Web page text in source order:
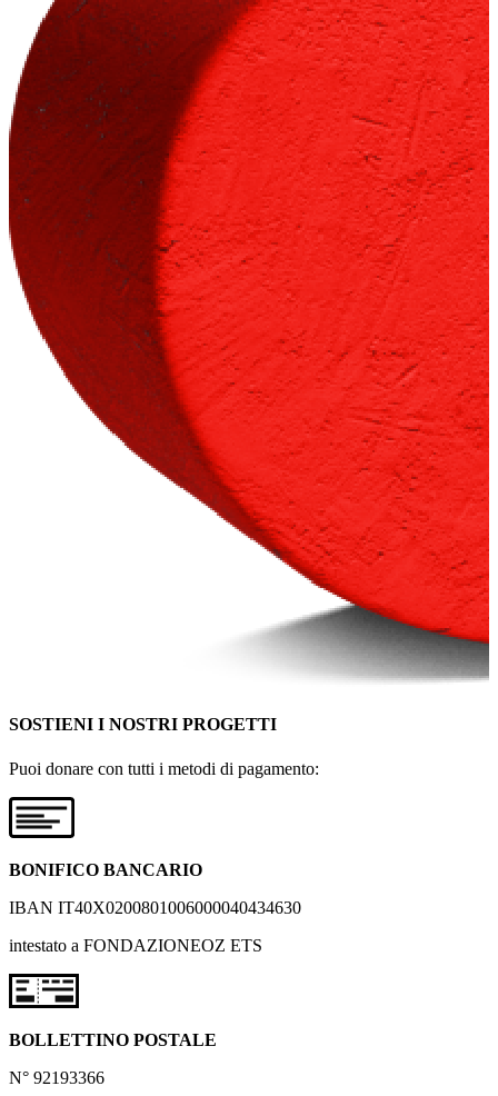
SOSTIENI I NOSTRI PROGETTI
Puoi donare con tutti i metodi di pagamento:
BONIFICO BANCARIO
IBAN IT40X0200801006000040434630
intestato a FONDAZIONEOZ ETS
BOLLETTINO POSTALE
N° 92193366